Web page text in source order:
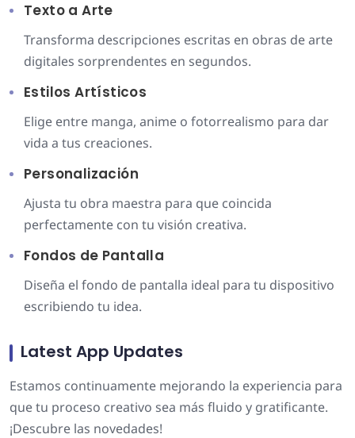
Texto a Arte
Transforma descripciones escritas en obras de arte
digitales sorprendentes en segundos.
Estilos Artísticos
Elige entre manga, anime o fotorrealismo para dar
vida a tus creaciones.
Personalización
Ajusta tu obra maestra para que coincida
perfectamente con tu visión creativa.
Fondos de Pantalla
Diseña el fondo de pantalla ideal para tu dispositivo
escribiendo tu idea.
Latest App Updates
Estamos continuamente mejorando la experiencia para
que tu proceso creativo sea más fluido y gratificante.
¡Descubre las novedades!